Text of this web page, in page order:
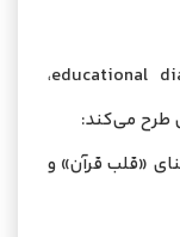
نویسنده با بهره‌گیری از قالب educational dialogue،
طرح می‌کند:
«قلب قرآن» و